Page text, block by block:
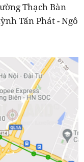
Thạch Bàn
Tấn Phát - Ngô